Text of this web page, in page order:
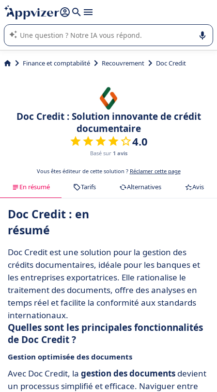
répondre (plusieurs lignes avec
L'IA de Appvizer vous guide dans l'utilisation ou la sélection de
logiciel SaaS en entreprise.
Finance et comptabilité Recouvrement Doc Credit
Doc Credit : Solution innovante de crédit
documentaire
4.0
Basé sur 1 avis
Vous êtes éditeur de cette solution ? Réclamer cette page
En résumé Tarifs Alternatives Avis
Doc Credit : en
résumé
Doc Credit est une solution pour la gestion des
crédits documentaires, idéale pour les banques et
les entreprises exportatrices. Elle rationalise le
traitement des documents, offre des analyses en
temps réel et facilite la conformité aux standards
internationaux.
Quelles sont les principales fonctionnalités
de Doc Credit ?
Gestion optimisée des documents
Avec Doc Credit, la gestion des documents devient
un processus simplifié et efficace. Naviguer entre